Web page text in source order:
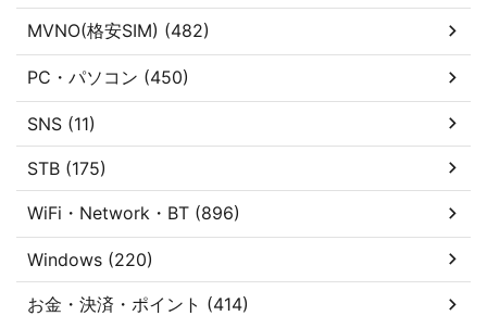
MVNO(格安SIM) (482)
PC・パソコン (450)
SNS (11)
STB (175)
WiFi・Network・BT (896)
Windows (220)
お金・決済・ポイント (414)